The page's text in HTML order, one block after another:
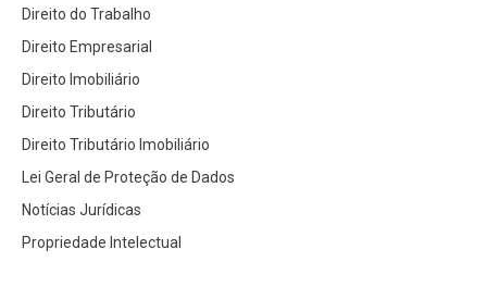
Direito do Trabalho
Direito Empresarial
Direito Imobiliário
Direito Tributário
Direito Tributário Imobiliário
Lei Geral de Proteção de Dados
Notícias Jurídicas
Propriedade Intelectual